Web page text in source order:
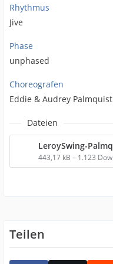
Rhythmus
Jive
Phase
unphased
Choreografen
Eddie & Audrey Palmquist
Dateien
LeroySwing-
443,17 kB – 1.123
Teilen